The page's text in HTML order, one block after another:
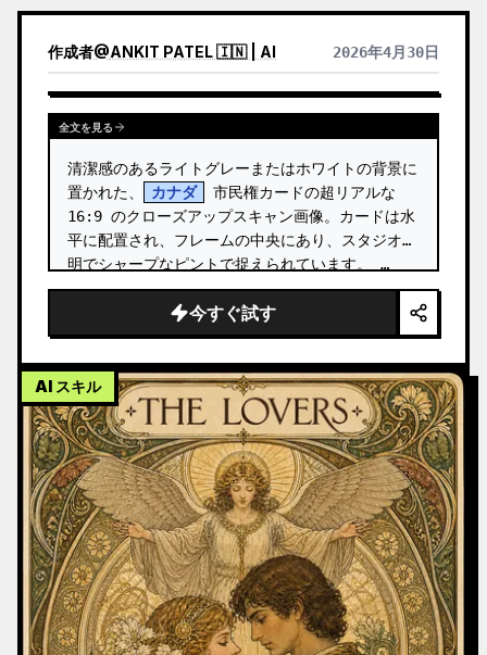
作成者@ANKIT PATEL 🇮🇳 | AI 2026年4月30日
全文を見る
清潔感のあるライトグレーまたはホワイトの背景に
置かれた、
カナダ
市民権カードの超リアルな
16:9 のクローズアップスキャン画像。カードは水
平に配置され、フレームの中央にあり、スタジオ照
明でシャープなピントで捉えられています。 …
今すぐ試す
AI スキル